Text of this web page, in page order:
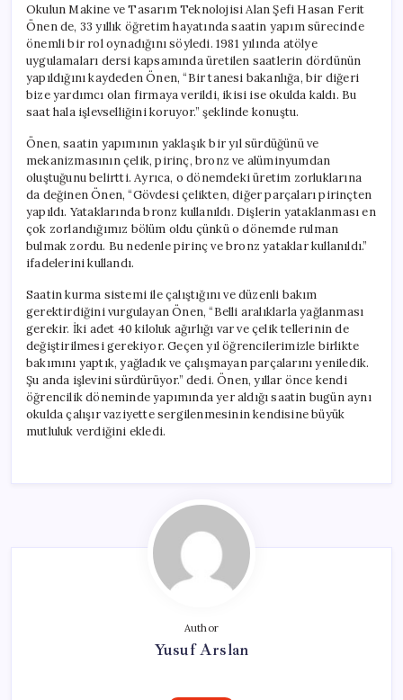
Okulun Makine ve Tasarım Teknolojisi Alan Şefi Hasan Ferit
Önen de, 33 yıllık öğretim hayatında saatin yapım sürecinde
önemli bir rol oynadığını söyledi. 1981 yılında atölye
uygulamaları dersi kapsamında üretilen saatlerin dördünün
yapıldığını kaydeden Önen, “Bir tanesi bakanlığa, bir diğeri
bize yardımcı olan firmaya verildi, ikisi ise okulda kaldı. Bu
saat hala işlevselliğini koruyor.” şeklinde konuştu.
Önen, saatin yapımının yaklaşık bir yıl sürdüğünü ve
mekanizmasının çelik, pirinç, bronz ve alüminyumdan
oluştuğunu belirtti. Ayrıca, o dönemdeki üretim zorluklarına
da değinen Önen, “Gövdesi çelikten, diğer parçaları pirinçten
yapıldı. Yataklarında bronz kullanıldı. Dişlerin yataklanması en
çok zorlandığımız bölüm oldu çünkü o dönemde rulman
bulmak zordu. Bu nedenle pirinç ve bronz yataklar kullanıldı.”
ifadelerini kullandı.
Saatin kurma sistemi ile çalıştığını ve düzenli bakım
gerektirdiğini vurgulayan Önen, “Belli aralıklarla yağlanması
gerekir. İki adet 40 kiloluk ağırlığı var ve çelik tellerinin de
değiştirilmesi gerekiyor. Geçen yıl öğrencilerimizle birlikte
bakımını yaptık, yağladık ve çalışmayan parçalarını yeniledik.
Şu anda işlevini sürdürüyor.” dedi. Önen, yıllar önce kendi
öğrencilik döneminde yapımında yer aldığı saatin bugün aynı
okulda çalışır vaziyette sergilenmesinin kendisine büyük
mutluluk verdiğini ekledi.
Author
Yusuf Arslan